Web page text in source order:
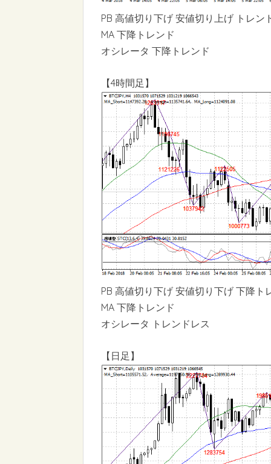
PB 高値切り下げ 安値切り上げ トレン
MA 下降トレンド
オシレータ 下降トレンド
【4時間足】
PB 高値切り下げ 安値切り下げ 下降ト
MA 下降トレンド
オシレータ トレンドレス
【日足】